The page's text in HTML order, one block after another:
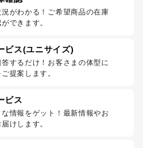
がわかる！ご希望商品の在庫
できます。
ビス(ユニサイズ)
するだけ！お客さまの体型に
提案します。
ビス
情報をゲット！最新情報やお
けします。